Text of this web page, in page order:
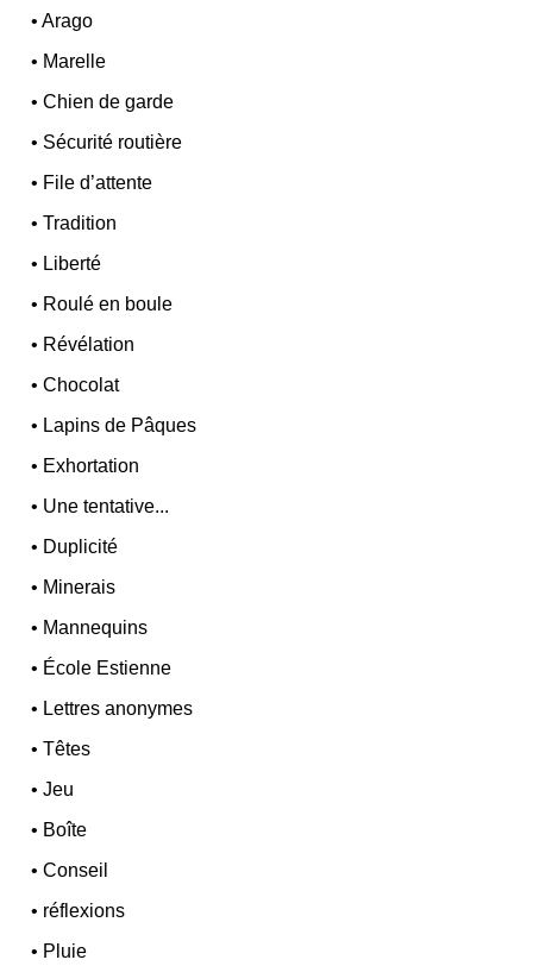
•Arago
• Marelle
•Chien de garde
• Sécurité routière
• File d’attente
•Tradition
• Liberté
• Roulé en boule
• Révélation
•Chocolat
• Lapins de Pâques
• Exhortation
• Une tentative...
• Duplicité
• Minerais
• Mannequins
• École Estienne
• Lettres anonymes
•Têtes
•Jeu
• Boîte
•Conseil
• réflexions
• Pluie